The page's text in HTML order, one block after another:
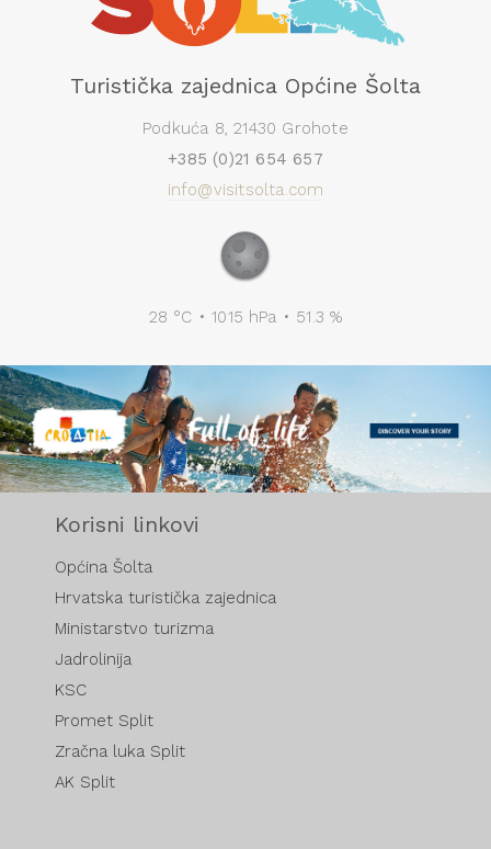
Turistička zajednica Općine Šolta
Podkuća 8, 21430 Grohote
+385 (0)21 654 657
info@visitsolta.com
28 °C • 1015 hPa • 51.3 %
Korisni linkovi
Općina Šolta
Hrvatska turistička zajednica
Ministarstvo turizma
Jadrolinija
KSC
Promet Split
Zračna luka Split
AK Split